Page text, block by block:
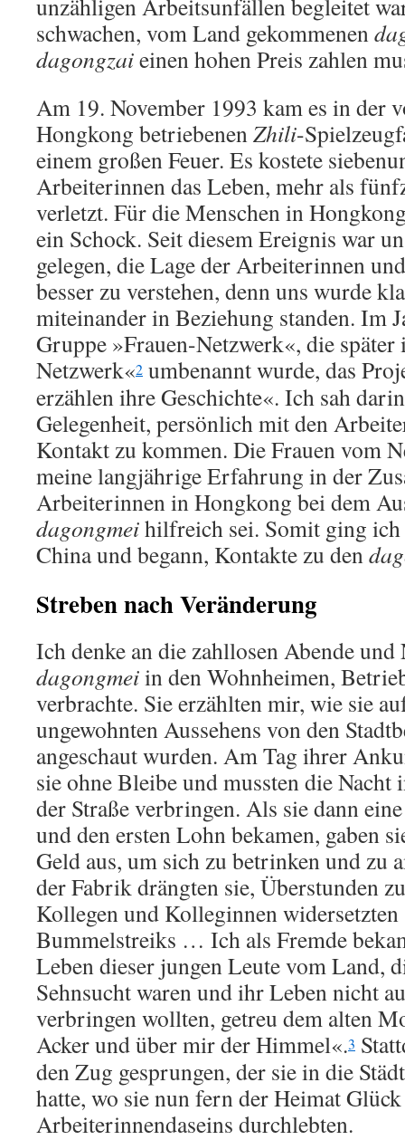
unzähligen Arbeitsunfällen begleitet
schwachen, vom Land gekommenen
dagongzaieinen hohen Preis zahlen
Am 19. November 1993 kam es in der
Hongkong betriebenenZhili-
einem großen Feuer. Es kostete
Arbeiterinnen das Leben, mehr als
verletzt. Für die Menschen in
ein Schock. Seit diesem Ereignis war
gelegen, die Lage der Arbeiterinnen
besser zu verstehen, denn uns wurde
miteinander in Beziehung standen. Im
Gruppe »Frauen-Netzwerk«, die
Netzwerk«2 umbenannt wurde, das
erzählen ihre Geschichte«. Ich sah
Gelegenheit, persönlich mit den
Kontakt zu kommen. Die Frauen vom
meine langjährige Erfahrung in der
Arbeiterinnen in Hongkong bei dem
dagongmeihilfreich sei. Somit ging
China und begann, Kontakte zu den
Streben nach Veränderung
Ich denke an die zahllosen Abende
dagongmeiin den Wohnheimen,
verbrachte. Sie erzählten mir, wie sie
ungewohnten Aussehens von den
angeschaut wurden. Am Tag ihrer
sie ohne Bleibe und mussten die
der Straße verbringen. Als sie dann
und den ersten Lohn bekamen, gaben
Geld aus, um sich zu betrinken und zu
der Fabrik drängten sie, Überstunden
Kollegen und Kolleginnen
Bummelstreiks … Ich als Fremde
Leben dieser jungen Leute vom Land,
Sehnsucht waren und ihr Leben nicht
verbringen wollten, getreu dem alten
Acker und über mir der Himmel«.3
den Zug gesprungen, der sie in die
hatte, wo sie nun fern der Heimat
Arbeiterinnendaseins durchlebten.